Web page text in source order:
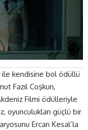
ile kendisine bol ödüllü
Fazıl Coşkun,
Filmi ödülleriyle
oyunculukları güçlü bir
Ercan Kesal’la